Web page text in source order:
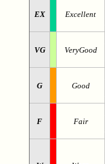
EX Excellent
VG VeryGood
G Good
F Fair